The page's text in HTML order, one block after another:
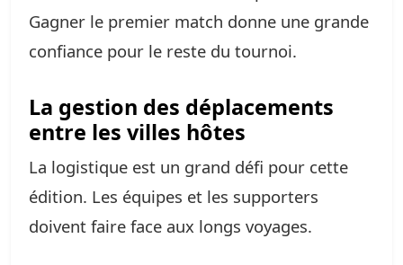
Gagner le premier match donne une grande
confiance pour le reste du tournoi.
La gestion des déplacements
entre les villes hôtes
La logistique est un grand défi pour cette
édition. Les équipes et les supporters
doivent faire face aux longs voyages.